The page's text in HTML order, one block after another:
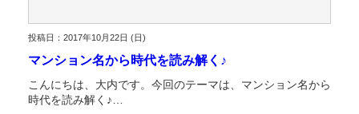
投稿日：2017年10月22日 (日)
マンション名から時代を読み解く♪
こんにちは、大内です。今回のテーマは、マンション名から
時代を読み解く♪…